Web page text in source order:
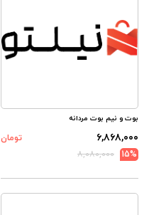
بوت و نیم بوت مردانه
۶,۸۶۸,۰۰۰
تومان
15%
۸,۰۸۰,۰۰۰